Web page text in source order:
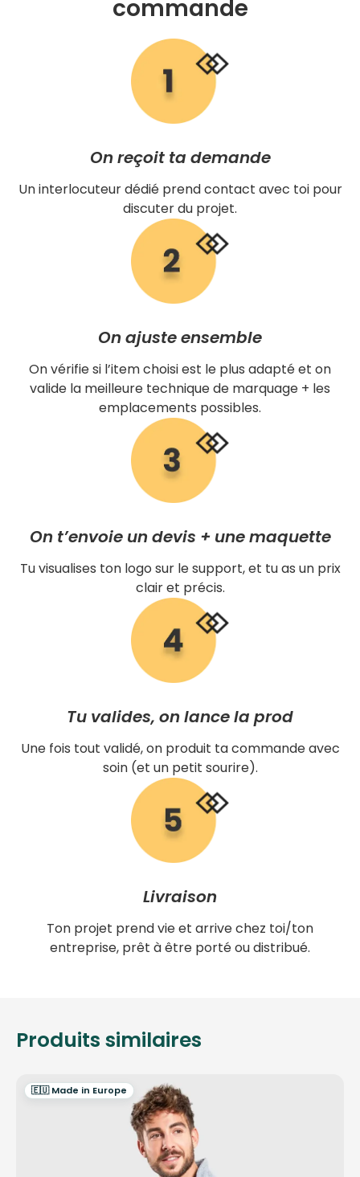
commande
On reçoit ta demande
Un interlocuteur dédié prend contact avec toi pour
discuter du projet.
On ajuste ensemble
On vérifie si l’item choisi est le plus adapté et on
valide la meilleure technique de marquage + les
emplacements possibles.
On t’envoie un devis + une maquette
Tu visualises ton logo sur le support, et tu as un prix
clair et précis.
Tu valides, on lance la prod
Une fois tout validé, on produit ta commande avec
soin (et un petit sourire).
Livraison
Ton projet prend vie et arrive chez toi/ton
entreprise, prêt à être porté ou distribué.
Produits similaires
🇪🇺 Made in Europe